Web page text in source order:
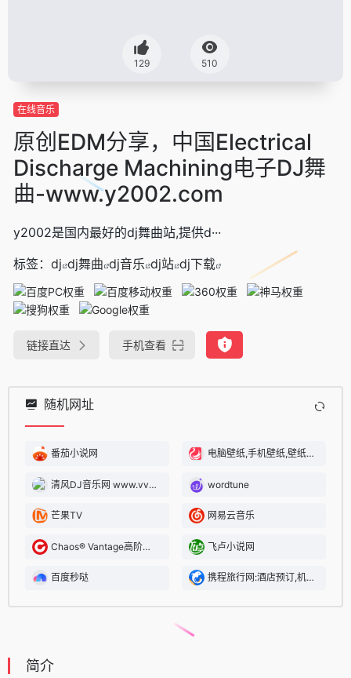
129 510
在线音乐
原创EDM分享，中国Electrical
Discharge Machining电子DJ舞
曲-www.y2002.com
y2002是国内最好的dj舞曲站,提供d···
标签： dj dj舞曲 dj音乐 dj站 dj下载
链接直达 手机查看
随机网址
番茄小说网 电脑壁纸,手机壁纸,壁纸图片大全,高清壁纸下载-亿图全景图库
清风DJ音乐网 www.vvvdj.com 好音质更动人 DJ舞曲 车载DJ wordtune
芒果TV 网易云音乐
Chaos® Vantage高阶应用 飞卢小说网
百度秒哒 携程旅行网:酒店预订,机票预订查询,旅游度假,商旅管理
简介